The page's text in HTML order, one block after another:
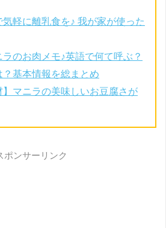
軽に離乳食を♪ 我が家が使った
のお肉メモ♪英語で何て呼ぶ？
基本情報を総まとめ
】マニラの美味しいお豆腐さが
ポンサーリンク